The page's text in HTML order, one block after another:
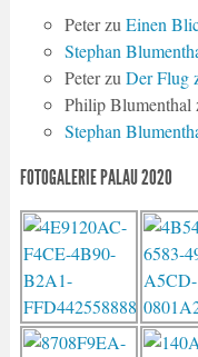
PeterzuEinen
Stephan
PeterzuDer Flug
Philip Blumenthal
Stephan
FOTOGALERIE PALAU 2020